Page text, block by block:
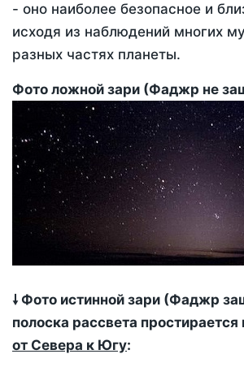
- оно наиболее безопасное и
исходя из наблюдений многих
разных частях планеты.
Фото ложной зари (Фаджр не
🠗 Фото истинной зари (Фаджр
полоска рассвета простирается
от Севера к Югу: